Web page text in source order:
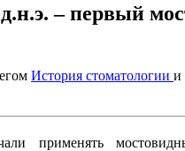
д.н.э. – первый
История стоматологии и
применять